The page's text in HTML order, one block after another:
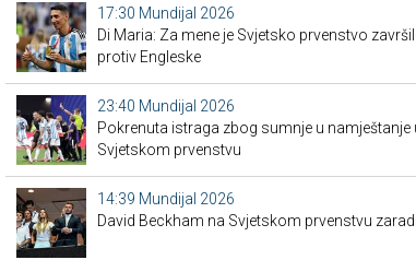
17:30 Mundijal 2026
Di Maria: Za mene je Svjetsko prvenstvo
protiv Engleske
23:40 Mundijal 2026
Pokrenuta istraga zbog sumnje u namještanje
Svjetskom prvenstvu
14:39 Mundijal 2026
David Beckham na Svjetskom prvenstvu